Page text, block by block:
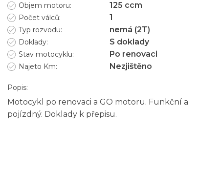
Objem motoru: 125 ccm
Počet válců: 1
Typ rozvodu: nemá (2T)
Doklady: S doklady
Stav motocyklu: Po renovaci
Najeto Km: Nezjištěno
Popis:
Motocykl po renovaci a GO motoru. Funkční a
pojízdný. Doklady k přepisu.